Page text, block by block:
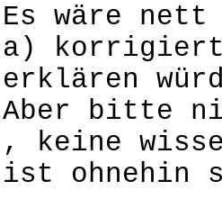
Es wäre
a) korrigiert
erklären
Aber bitte
, keine
ist ohnehin